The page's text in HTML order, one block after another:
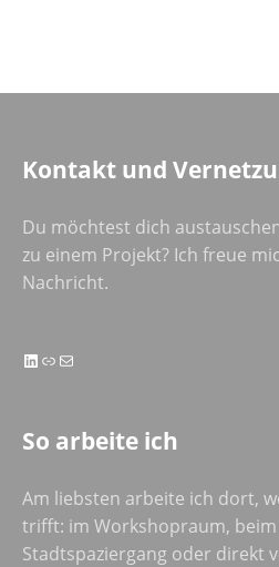
Kontakt und
Du möchtest dich
zu einem Projekt? Ich freue
Nachricht.
LinkedIn
LinkE-Mail
So arbeite ich
Am liebsten arbeite ich dort,
trifft: im Workshopraum,
Stadtspaziergang oder direkt